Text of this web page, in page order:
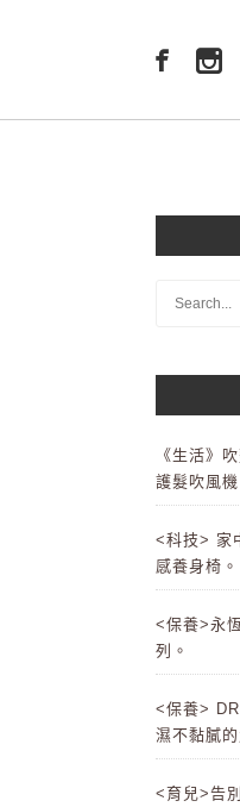
《生活》
護髮吹風
<科技> 家
感養身椅。
<保養>永
列。
<保養>
濕不黏膩
<育兒>告